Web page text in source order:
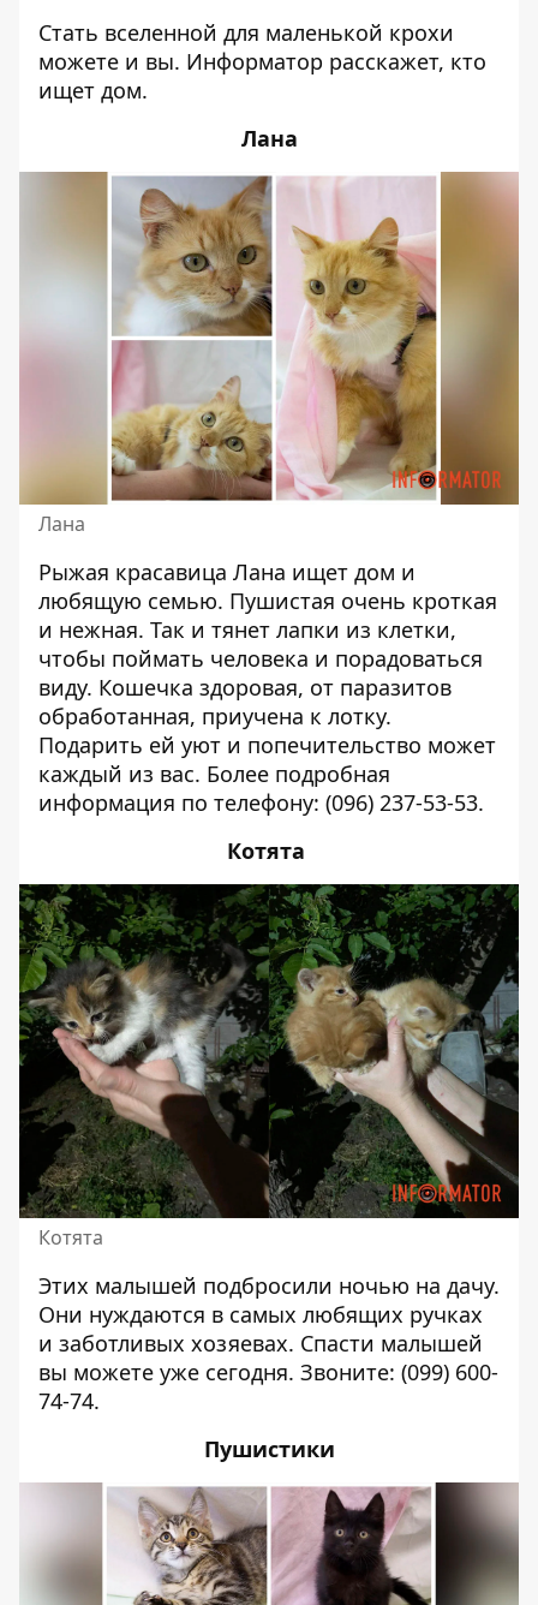
Стать вселенной для маленькой крохи
можете и вы. Информатор расскажет, кто
ищет дом.
Лана
Лана
Рыжая красавица Лана ищет дом и
любящую семью. Пушистая очень кроткая
и нежная. Так и тянет лапки из клетки,
чтобы поймать человека и порадоваться
виду. Кошечка здоровая, от паразитов
обработанная, приучена к лотку.
Подарить ей уют и попечительство может
каждый из вас. Более подробная
информация по телефону: (096) 237-53-53.
Котята
Котята
Этих малышей подбросили ночью на дачу.
Они нуждаются в самых любящих ручках
и заботливых хозяевах. Спасти малышей
вы можете уже сегодня. Звоните: (099) 600-
74-74.
Пушистики